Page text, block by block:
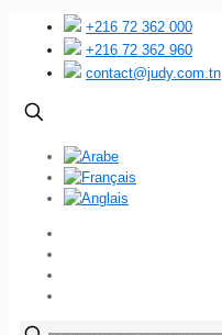
+216 72 362 000
+216 72 362 960
contact@judy.com.tn